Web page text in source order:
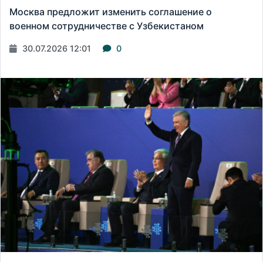
Москва предложит изменить соглашение о
военном сотрудничестве с Узбекистаном
30.07.2026 12:01 0